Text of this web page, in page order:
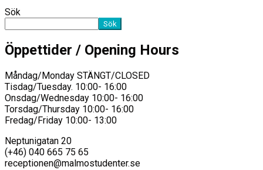
Sök
Sök
Öppettider / Opening Hours
Måndag/Monday STÄNGT/CLOSED
Tisdag/Tuesday. 10:00- 16:00
Onsdag/Wednesday 10:00- 16:00
Torsdag/Thursday 10:00- 16:00
Fredag/Friday 10:00- 13:00
Neptunigatan 20
(+46) 040 665 75 65
receptionen@malmostudenter.se